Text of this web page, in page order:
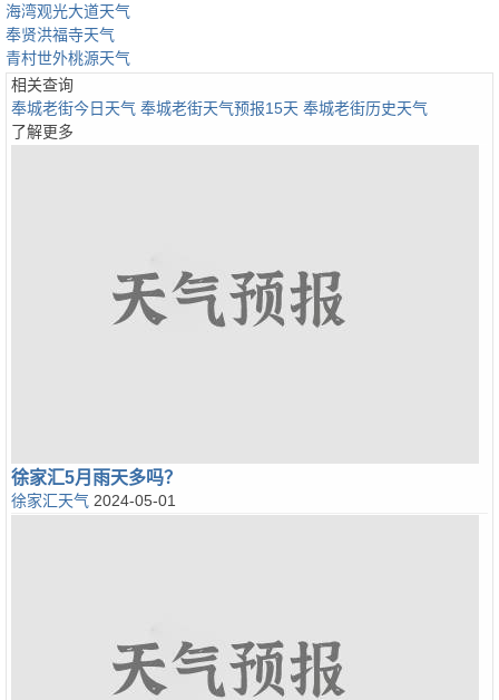
海湾观光大道天气
奉贤洪福寺天气
青村世外桃源天气
相关查询
奉城老街今日天气 奉城老街天气预报15天 奉城老街历史天气
了解更多
徐家汇5月雨天多吗？
徐家汇天气 2024-05-01